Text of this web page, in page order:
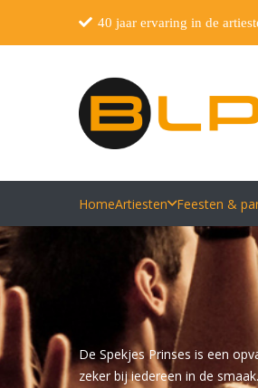
40 jaar ervaring in de
HomeArtiesten Feesten &
De Spekjes Prinses is een
zeker bij iedereen in de